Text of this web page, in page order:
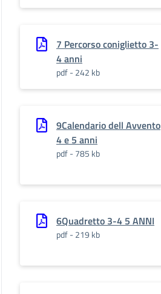
7 Percorso coniglietto 3-
4 anni
pdf - 242 kb
9Calendario dell Avvento
4 e 5 anni
pdf - 785 kb
6Quadretto 3-4 5 ANNI
pdf - 219 kb